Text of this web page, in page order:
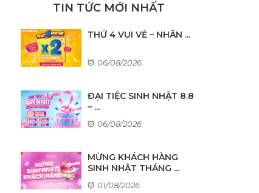
TIN TỨC MỚI NHẤT
THỨ 4 VUI VẺ – NHÂN ...
06/08/2026
ĐẠI TIỆC SINH NHẬT 8.8
– ...
06/08/2026
MỪNG KHÁCH HÀNG
SINH NHẬT THÁNG ...
01/08/2026